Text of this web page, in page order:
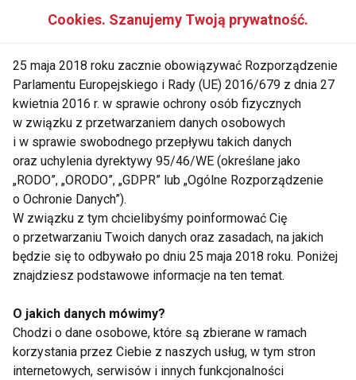
lśniące, baseballowe kurtki z satyny z kwiatowymi
Modne będą też charakterystyczne dla sportowego
stylu gadżety, m.in. frotki na rękę, opaski ze stretchu,
torby do fitnessu tenisówki, wysokie trampki itp.
Wszystko to, żeby było modne powinno być
utrzymane w mocnych kolorach: różach, fioletach,
żółciach i pomarańczach. Tak jak na aerobiku w
latach 80.
Ciekawe czy sportowe ubrania rzeczywiście wejdą
styl szła moda na sportową sylwetkę.
www.fit.pl
Cookies. Szanujemy Twoją prywatność.
25 maja 2018 roku zacznie obowiązywać Rozporządzenie
Parlamentu Europejskiego i Rady (UE) 2016/679 z dnia 27
kwietnia 2016 r. w sprawie ochrony osób fizycznych
w związku z przetwarzaniem danych osobowych
i w sprawie swobodnego przepływu takich danych
oraz uchylenia dyrektywy 95/46/WE (określane jako
„RODO”, „ORODO”, „GDPR” lub „Ogólne Rozporządzenie
o Ochronie Danych”).
W związku z tym chcielibyśmy poinformować Cię
o przetwarzaniu Twoich danych oraz zasadach, na jakich
będzie się to odbywało po dniu 25 maja 2018 roku. Poniżej
znajdziesz podstawowe informacje na ten temat.
O jakich danych mówimy?
Chodzi o dane osobowe, które są zbierane w ramach
korzystania przez Ciebie z naszych usług, w tym stron
internetowych, serwisów i innych funkcjonalności